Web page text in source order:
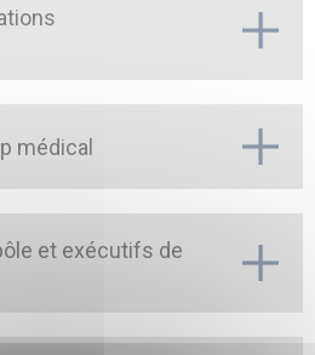
médical
et exécutifs de